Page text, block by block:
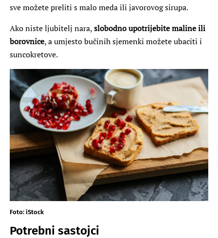
sve možete preliti s malo meda ili javorovog sirupa.
Ako niste ljubitelj nara,slobodno upotrijebite maline ili
borovnice, a umjesto bučinih sjemenki možete ubaciti i
suncokretove.
Foto: iStock
Potrebni sastojci